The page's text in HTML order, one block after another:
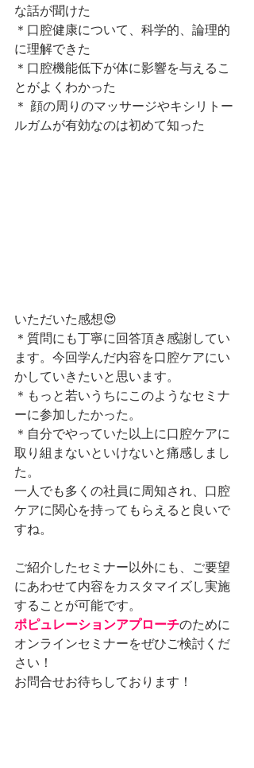
な話が聞けた
＊口腔健康について、科学的、論理的
に理解できた
＊口腔機能低下が体に影響を与えるこ
とがよくわかった
＊ 顔の周りのマッサージやキシリトー
ルガムが有効なのは初めて知った
いただいた感想😍
＊質問にも丁寧に回答頂き感謝してい
ます。今回学んだ内容を口腔ケアにい
かしていきたいと思います。
＊もっと若いうちにこのようなセミナ
ーに参加したかった。
＊自分でやっていた以上に口腔ケアに
取り組まないといけないと痛感しまし
た。
一人でも多くの社員に周知され、口腔
ケアに関心を持ってもらえると良いで
すね。
ご紹介したセミナー以外にも、ご要望
にあわせて内容をカスタマイズし実施
することが可能です。
ポピュレーションアプローチのために
オンラインセミナーをぜひご検討くだ
さい！
お問合せお待ちしております！